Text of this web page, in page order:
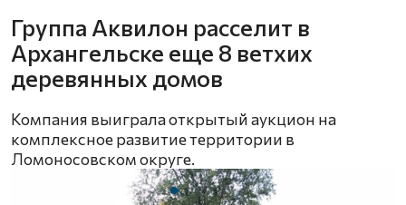
Группа Аквилон расселит в
Архангельске еще 8 ветхих
деревянных домов
Компания выиграла открытый аукцион на
комплексное развитие территории в
Ломоносовском округе.